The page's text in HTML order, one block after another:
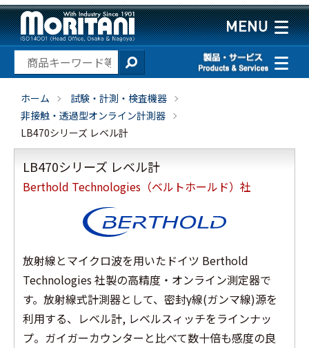
ホーム
試験・計測・検査機器
非接触・透過型オンライン計測器
LB470シリーズ レベル計
LB470シリーズ レベル計
Berthold Technologies（ベルトホールド）社
放射線とマイクロ波を用いたドイツ Berthold
Technologies 社製の高精度・オンライン測定器で
す。放射線式計測器として、密封γ線(ガンマ線)源を
利用する、レベル計, レベルスィッチをラインナッ
プ。ガイガーカウンターと比べて数十倍も感度の良